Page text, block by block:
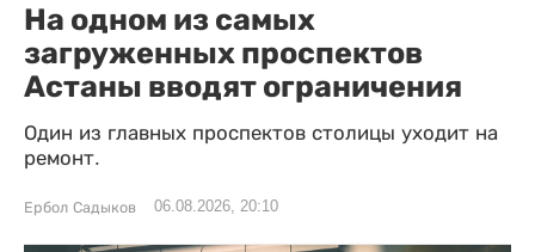
На одном из самых
загруженных проспектов
Астаны вводят ограничения
Один из главных проспектов столицы уходит на
ремонт.
Ербол Садыков 06.08.2026, 20:10